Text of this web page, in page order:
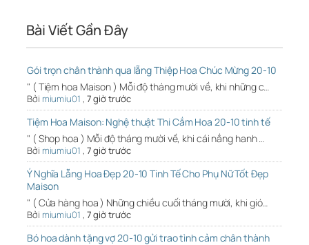
Bài Viết Gần Đây
Gói trọn chân thành qua lẵng Thiệp Hoa Chúc Mừng 20-10
" ( Tiệm hoa Maison ) Mỗi độ tháng mười về, khi những c…
Bởi miumiu01 , 7 giờ trước
Tiệm Hoa Maison: Nghệ thuật Thi Cắm Hoa 20-10 tinh tế
" ( Shop hoa ) Mỗi độ tháng mười về, khi cái nắng hanh …
Bởi miumiu01 , 7 giờ trước
Ý Nghĩa Lẵng Hoa Đẹp 20-10 Tinh Tế Cho Phụ Nữ Tốt Đẹp
Maison
" ( Cửa hàng hoa ) Những chiều cuối tháng mười, khi gió…
Bởi miumiu01 , 7 giờ trước
Bó hoa dành tặng vợ 20-10 gửi trao tình cảm chân thành